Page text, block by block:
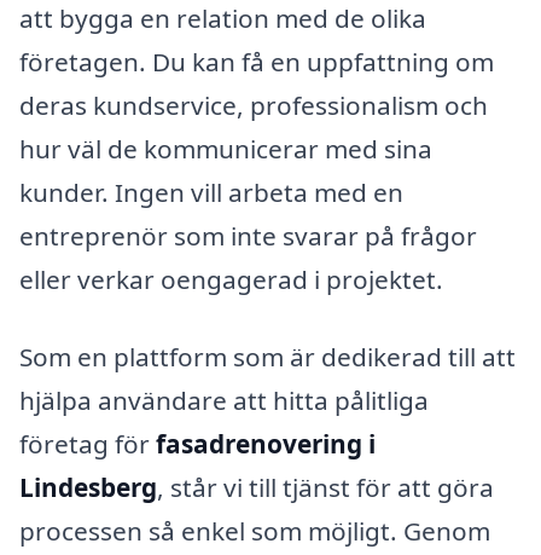
att bygga en relation med de olika
företagen. Du kan få en uppfattning om
deras kundservice, professionalism och
hur väl de kommunicerar med sina
kunder. Ingen vill arbeta med en
entreprenör som inte svarar på frågor
eller verkar oengagerad i projektet.
Som en plattform som är dedikerad till att
hjälpa användare att hitta pålitliga
företag förfasadrenovering i
Lindesberg, står vi till tjänst för att göra
processen så enkel som möjligt. Genom